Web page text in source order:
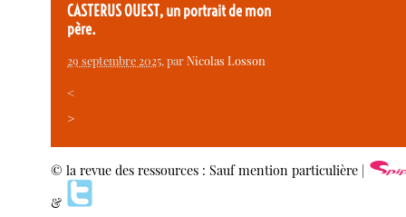
CASTERUS OUEST, un portrait de mon
père.
29 septembre 2025, parNicolas Losson
<
>
© la revue des ressources : Sauf mention particulière |
&